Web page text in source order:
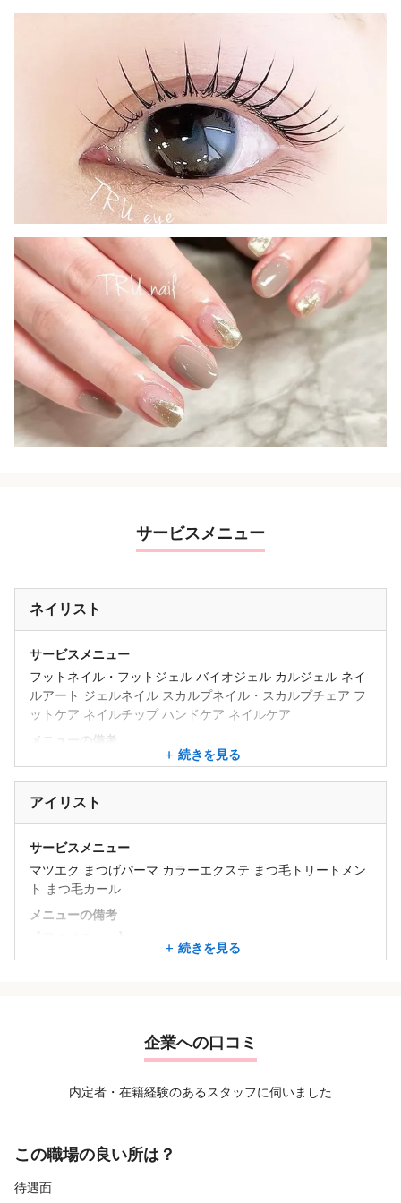
サービスメニュー
ネイリスト
サービスメニュー
フットネイル・フットジェル バイオジェル カルジェル ネイ
ルアート ジェルネイル スカルプネイル・スカルプチェア フ
ットケア ネイルチップ ハンドケア ネイルケア
メニューの備考
★人気NO.1 選べるデザイン定額ハンドジェルネイルコース
★デザインジェルコース
★フットジェルネイルコース
続きを見る
アイリスト
サービスメニュー
マツエク まつげパーマ カラーエクステ まつ毛トリートメン
ト まつ毛カール
メニューの備考
★マツエク(フラット・セーブル・バインド・3D)
★最高級まつげ育毛トリートメント
続きを見る
企業への口コミ
内定者・在籍経験のあるスタッフに伺いました
この職場の良い所は？
待遇面